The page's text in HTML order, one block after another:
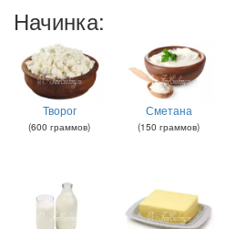
Начинка:
Творог
(600 граммов)
Сметана
(150 граммов)